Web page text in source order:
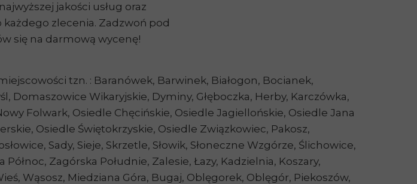
jakości usług oraz
zlecenia. Zadzwoń pod
się na darmową wycenę!
tzn. : Baranówek, Barwinek, Białogon, Bocianek,
Wikaryjskie, Dyminy, Głęboczka, Herby, Karczówka,
Folwark, Osiedle Chęcińskie, Osiedle Jagiellońskie, Osiedle Jana
Osiedle Świętokrzyskie, Osiedle Związkowiec, Pakosz,
Sady, Sieje, Skrzetle, Słowik, Słoneczne Wzgórze, Ślichowice,
Zagórska Południe, Zalesie, Łazy, Kadzielnia, Koszary,
Wąsosz, Miedziana Góra, Bugaj, Oblęgorek, Oblęgór, Piekoszów,